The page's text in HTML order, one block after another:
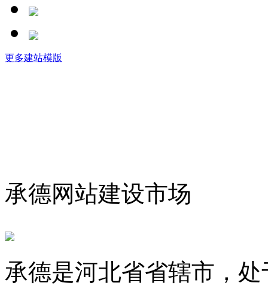
更多建站模版
承德网站建设市场
承德是河北省省辖市，